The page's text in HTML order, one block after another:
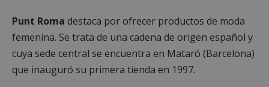
Punt Roma destaca por ofrecer productos de moda
femenina. Se trata de una cadena de origen español y
cuya sede central se encuentra en Mataró (Barcelona)
que inauguró su primera tienda en 1997.